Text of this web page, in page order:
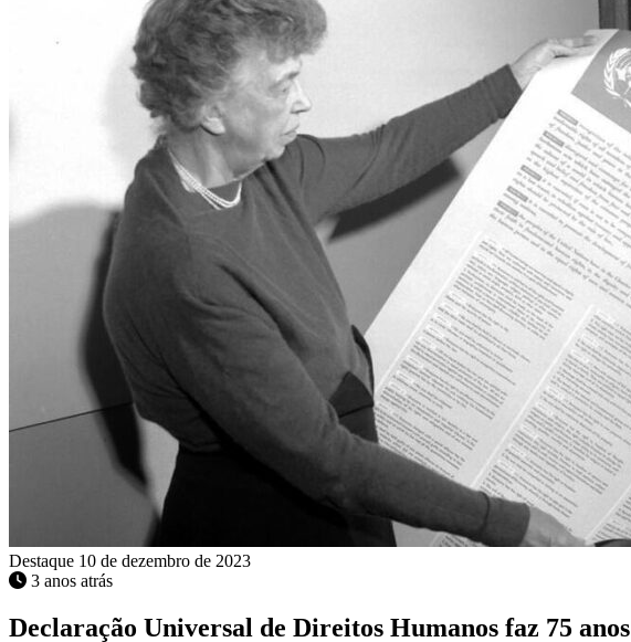
Destaque 10 de dezembro de 2023
3 anos atrás
Declaração Universal de Direitos Humanos faz 75 anos